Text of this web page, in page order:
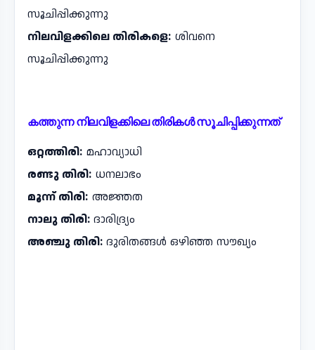
സൂചിപ്പിക്കുന്നു
നിലവിളക്കിലെ തിരികളെ: ശിവനെ
സൂചിപ്പിക്കുന്നു
കത്തുന്ന നിലവിളക്കിലെ തിരികൾ സൂചിപ്പിക്കുന്നത്
ഒറ്റത്തിരി: മഹാവ്യാധി
രണ്ടു തിരി: ധനലാഭം
മൂന്ന് തിരി: അജ്ഞത
നാലു തിരി: ദാരിദ്ര്യം
അഞ്ചു തിരി: ദുരിതങ്ങൾ ഒഴിഞ്ഞ സൗഖ്യം